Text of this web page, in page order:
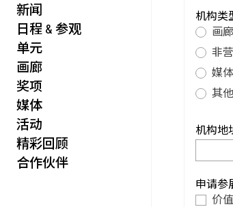
新闻
日程 & 参观
单元
画廊
奖项
媒体
活动
精彩回顾
合作伙伴
特别艺术项目
机构类
画廊
非
媒体
其他
机构地
申请参
价值